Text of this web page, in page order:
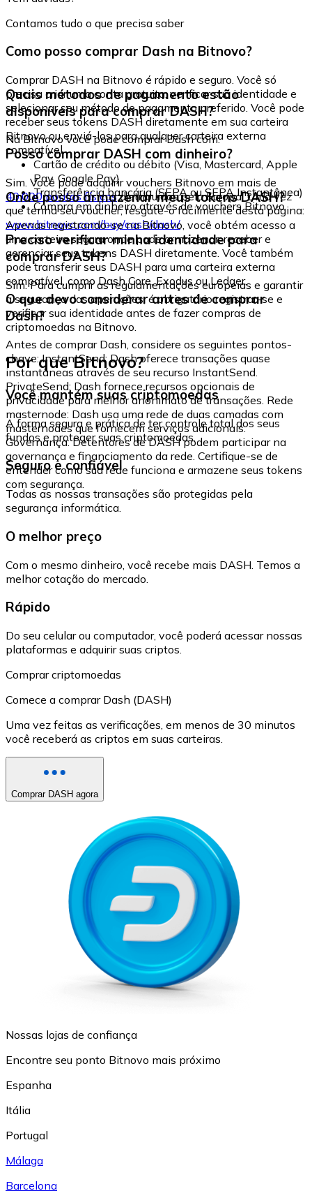
Contamos tudo o que precisa saber
Como posso comprar Dash na Bitnovo?
Comprar DASH na Bitnovo é rápido e seguro. Você só
precisa criar uma conta gratuita, verificar sua identidade e
selecionar seu método de pagamento preferido. Você pode
receber seus tokens DASH diretamente em sua carteira
Bitnovo ou enviá-los para qualquer carteira externa
compatível.
Quais métodos de pagamento estão
disponíveis para comprar DASH?
Na Bitnovo você pode comprar Dash com:
Cartão de crédito ou débito (Visa, Mastercard, Apple
Pay, Google Pay)
Transferência bancária (SEPA ou SEPA Instantânea)
Compra em dinheiro através de vouchers Bitnovo
Posso comprar DASH com dinheiro?
Sim. Você pode adquirir vouchers Bitnovo em mais de
40.000 pontos físicosdistribuídos pela Europa. Uma vez
que tenha seu voucher, resgate-o facilmente desta página:
www.bitnovo.com/buy/cash/dash/
Onde posso armazenar meus tokens DASH?
Apenas registrando-se na Bitnovo, você obtém acesso a
uma carteira segura onde pode armazenar, receber e
gerenciar seus tokens DASH diretamente. Você também
pode transferir seus DASH para uma carteira externa
compatível, como Dash Core, Exodus ou Ledger.
Preciso verificar minha identidade para
comprar DASH?
Sim. Para cumprir as regulamentações europeias e garantir
a segurança das operações, é obrigatório registrar-se e
verificar sua identidade antes de fazer compras de
criptomoedas na Bitnovo.
O que devo considerar antes de comprar
Dash?
Antes de comprar Dash, considere os seguintes pontos-
chave: InstantSend: Dash oferece transações quase
instantâneas através de seu recurso InstantSend.
PrivateSend: Dash fornece recursos opcionais de
privacidade para melhor anonimato de transações. Rede
masternode: Dash usa uma rede de duas camadas com
masternodes que fornecem serviços adicionais.
Governança: Detentores de DASH podem participar na
governança e financiamento da rede. Certifique-se de
entender como sua rede funciona e armazene seus tokens
com segurança.
Por que Bitnovo?
Você mantém suas criptomoedas
A forma segura e prática de ter controle total dos seus
fundos e proteger suas criptomoedas.
Seguro e confiável
Todas as nossas transações são protegidas pela
segurança informática.
O melhor preço
Com o mesmo dinheiro, você recebe mais DASH. Temos a
melhor cotação do mercado.
Rápido
Do seu celular ou computador, você poderá acessar nossas
plataformas e adquirir suas criptos.
Comprar criptomoedas
Comece a comprar Dash (DASH)
Uma vez feitas as verificações, em menos de 30 minutos
você receberá as criptos em suas carteiras.
Comprar DASH agora
Nossas lojas de confiança
Encontre seu ponto Bitnovo mais próximo
Espanha
Itália
Portugal
Málaga
Barcelona